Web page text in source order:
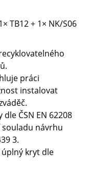
TB12 + 1× NK/S06
práci
instalovat
ČSN EN 62208
souladu návrhu
3.
úplný kryt dle